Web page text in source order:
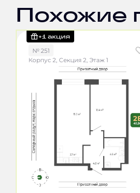
Похожие
+1 акция
№ 251
Корпус 2, Секция 2, Этаж 1